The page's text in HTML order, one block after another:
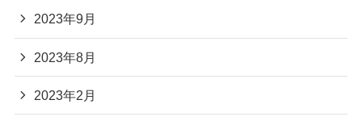
2023年9月
2023年8月
2023年2月